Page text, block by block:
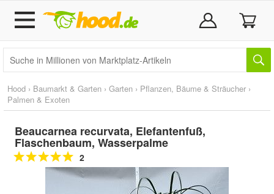
Hood › Baumarkt & Garten › Garten › Pflanzen, Bäume & Sträucher ›
Palmen & Exoten
Beaucarnea recurvata, Elefantenfuß,
Flaschenbaum, Wasserpalme
2